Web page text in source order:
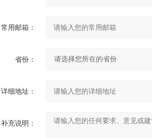
常用邮箱：
省份：
详细地址：
补充说明：